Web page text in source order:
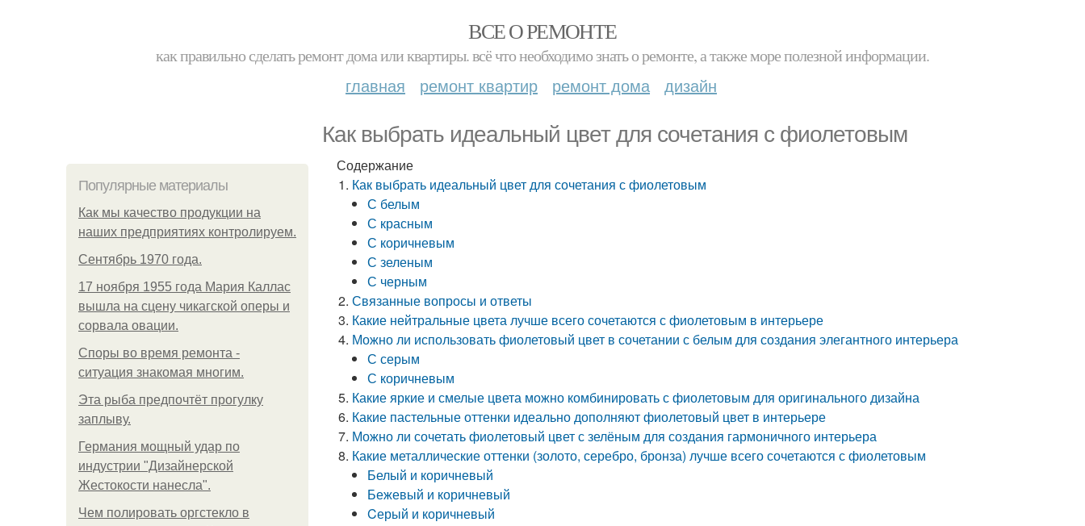
ВСЕ О РЕМОНТЕ
как правильно сделать ремонт дома или квартиры. всё что необходимо знать о ремонте, а также море полезной информации.
главная ремонт квартир ремонт дома дизайн
Как выбрать идеальный цвет для сочетания с фиолетовым
Популярные материалы
Как мы качество продукции на
наших предприятиях контролируем.
Сентябрь 1970 года.
17 ноября 1955 года Мария Каллас
вышла на сцену чикагской оперы и
сорвала овации.
Споры во время ремонта -
ситуация знакомая многим.
Эта рыба предпочтёт прогулку
заплыву.
Германия мощный удар по
индустрии "Дизайнерской
Жестокости нанесла".
Чем полировать оргстекло в
Содержание
Как выбрать идеальный цвет для сочетания с фиолетовым
С белым
С красным
С коричневым
С зеленым
С черным
Связанные вопросы и ответы
Какие нейтральные цвета лучше всего сочетаются с фиолетовым в интерьере
Можно ли использовать фиолетовый цвет в сочетании с белым для создания элегантного интерьера
С серым
С коричневым
Какие яркие и смелые цвета можно комбинировать с фиолетовым для оригинального дизайна
Какие пастельные оттенки идеально дополняют фиолетовый цвет в интерьере
Можно ли сочетать фиолетовый цвет с зелёным для создания гармоничного интерьера
Какие металлические оттенки (золото, серебро, бронза) лучше всего сочетаются с фиолетовым
Белый и коричневый
Бежевый и коричневый
Cерый и коричневый